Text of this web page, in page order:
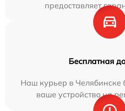
предоставляет
Бесплатная
Наш курьер в Челябинске
ваше устройство на